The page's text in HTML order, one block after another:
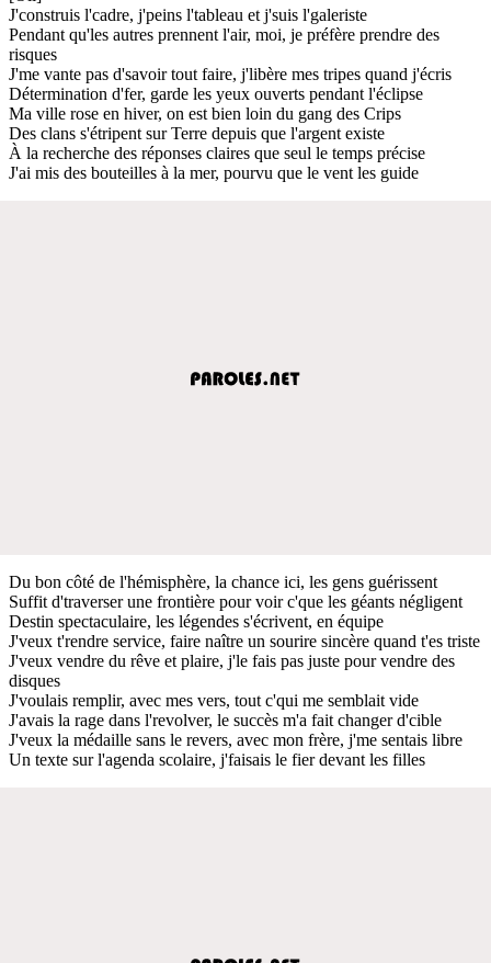
J'construis l'cadre, j'peins l'tableau et j'suis l'galeriste
Pendant qu'les autres prennent l'air, moi, je préfère prendre des
risques
J'me vante pas d'savoir tout faire, j'libère mes tripes quand j'écris
Détermination d'fer, garde les yeux ouverts pendant l'éclipse
Ma ville rose en hiver, on est bien loin du gang des Crips
Des clans s'étripent sur Terre depuis que l'argent existe
À la recherche des réponses claires que seul le temps précise
J'ai mis des bouteilles à la mer, pourvu que le vent les guide
Du bon côté de l'hémisphère, la chance ici, les gens guérissent
Suffit d'traverser une frontière pour voir c'que les géants négligent
Destin spectaculaire, les légendes s'écrivent, en équipe
J'veux t'rendre service, faire naître un sourire sincère quand t'es triste
J'veux vendre du rêve et plaire, j'le fais pas juste pour vendre des
disques
J'voulais remplir, avec mes vers, tout c'qui me semblait vide
J'avais la rage dans l'revolver, le succès m'a fait changer d'cible
J'veux la médaille sans le revers, avec mon frère, j'me sentais libre
Un texte sur l'agenda scolaire, j'faisais le fier devant les filles